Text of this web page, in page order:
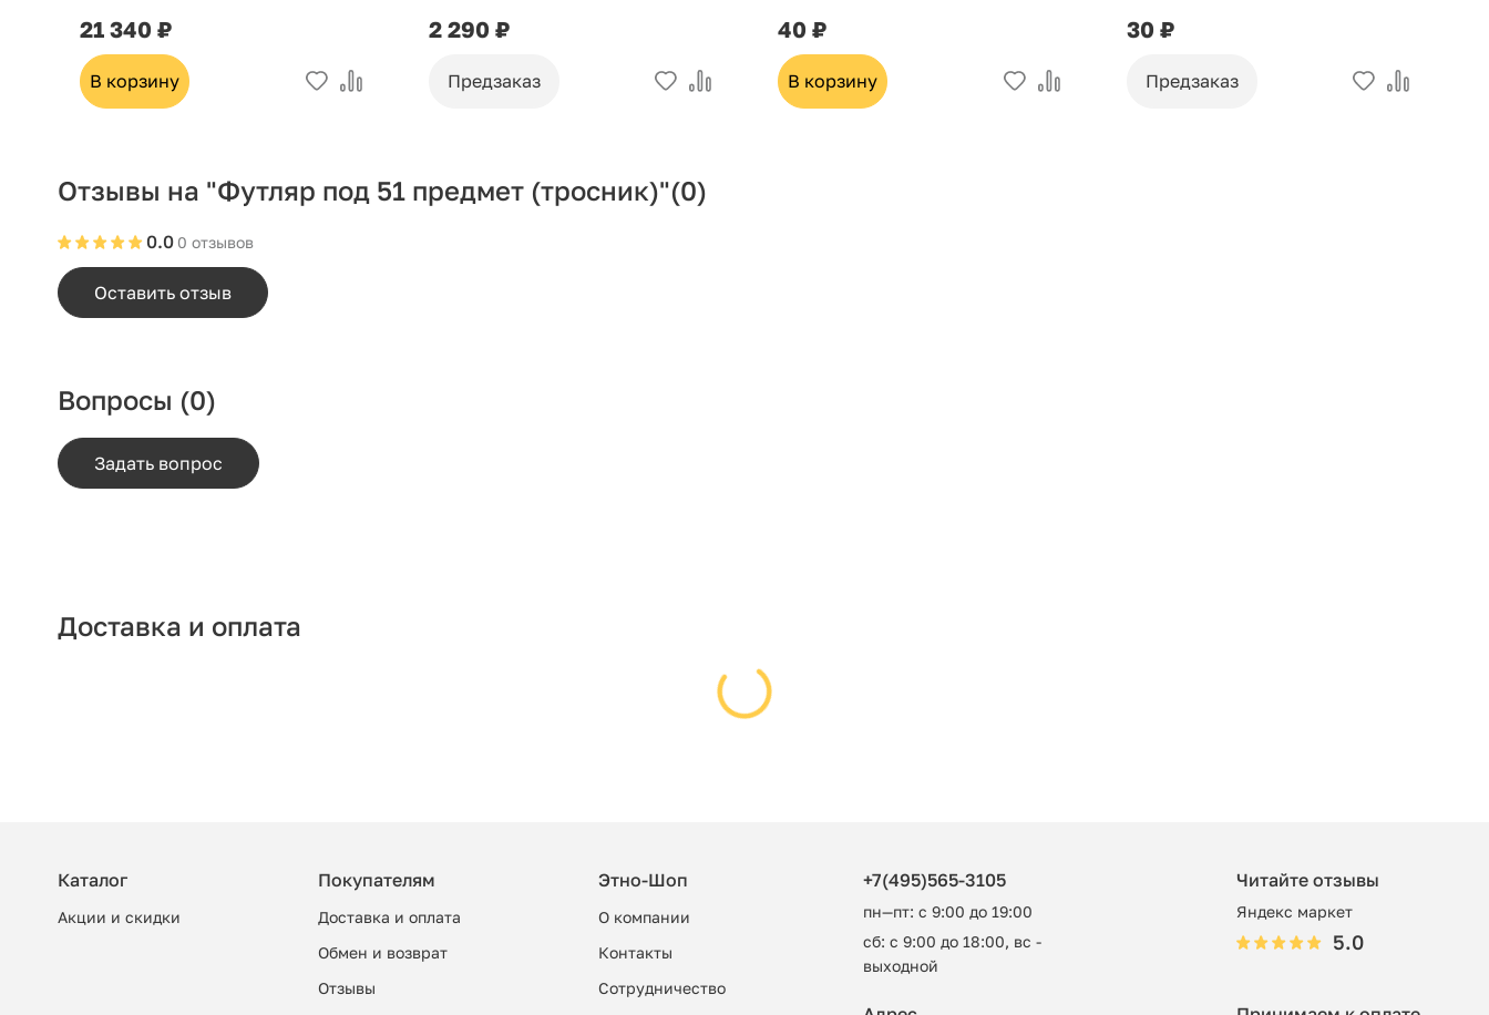
21 340 ₽
В корзину
2 290 ₽
Предзаказ
40 ₽
В корзину
30 ₽
Предзаказ
Отзывы на "Футляр под 51 предмет (тросник)"(0)
0 отзывов
0.0
Оставить отзыв
Вопросы (0)
Задать вопрос
Доставка и оплата
Каталог
Акции и скидки
Покупателям
Доставка и оплата
Обмен и возврат
Отзывы
Этно-Шоп
О компании
Контакты
Сотрудничество
+7(495)565-3105
пн—пт: с 9:00 до 19:00
сб: с 9:00 до 18:00, вс -
выходной
Читайте отзывы
Яндекс маркет
5.0